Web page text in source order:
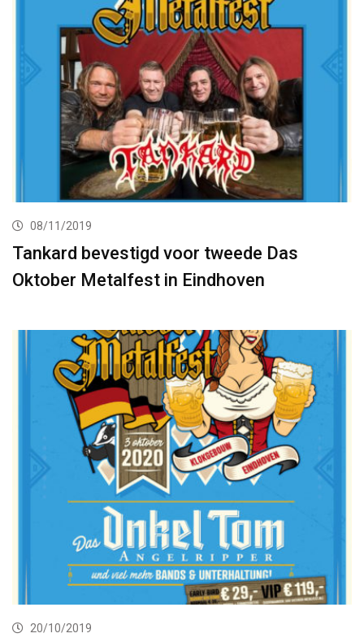
08/11/2019
Tankard bevestigd voor tweede Das
Oktober Metalfest in Eindhoven
20/10/2019